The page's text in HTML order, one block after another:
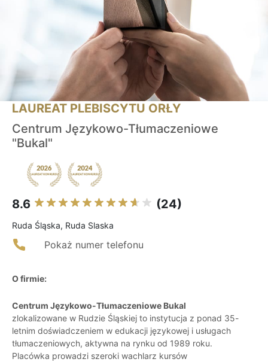
LAUREAT PLEBISCYTU ORŁY
Centrum Językowo-Tłumaczeniowe
"Bukal"
8.6 (24)
Ruda Śląska, Ruda Slaska
Pokaż numer telefonu
O firmie:
Centrum Językowo-Tłumaczeniowe Bukal
zlokalizowane w Rudzie Śląskiej to instytucja z ponad 35-
letnim doświadczeniem w edukacji językowej i usługach
tłumaczeniowych, aktywna na rynku od 1989 roku.
Placówka prowadzi szeroki wachlarz kursów